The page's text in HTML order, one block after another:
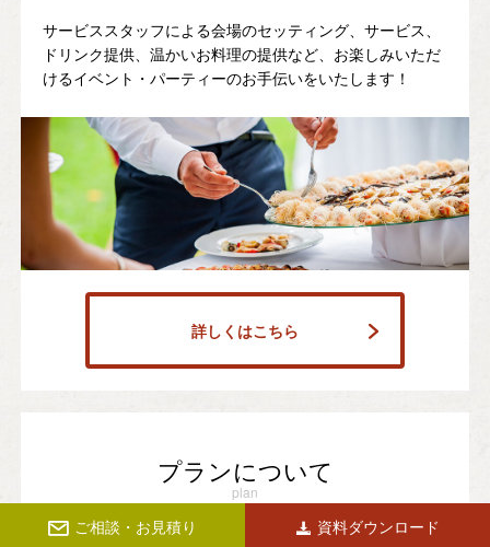
サービススタッフによる会場のセッティング、サービス、
ドリンク提供、温かいお料理の提供など、お楽しみいただ
けるイベント・パーティーのお手伝いをいたします！
詳しくはこちら
プランについて
plan
3,000円～フルオーダーメイドのプランまでご予算とご希
ご相談・お見積り 資料ダウンロード